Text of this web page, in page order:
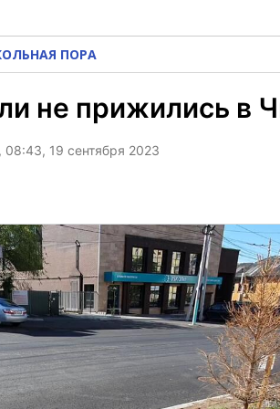
ПОРА
не прижились в
19 сентября 2023